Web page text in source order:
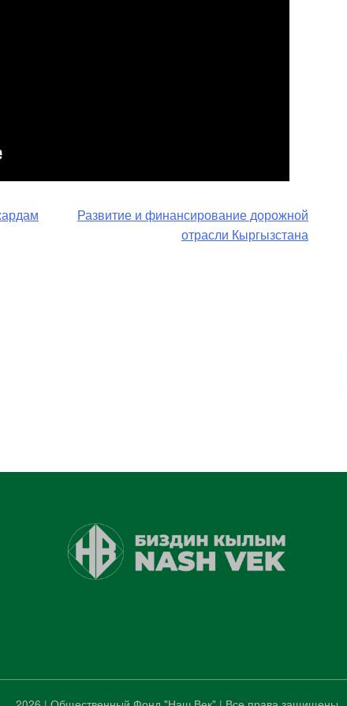
Развитие и финансирование дорожной
отрасли Кыргызстана